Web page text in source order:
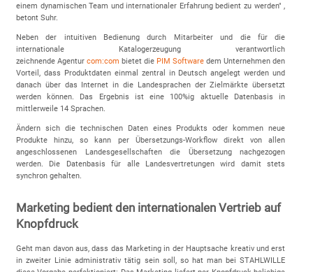
einem dynamischen Team und internationaler Erfahrung bedient zu werden" ,
betont Suhr.
Neben der intuitiven Bedienung durch Mitarbeiter und die für die
internationale Katalogerzeugung verantwortlich
zeichnende Agenturcom:com bietet die PIM Software dem Unternehmen den
Vorteil, dass Produktdaten einmal zentral in Deutsch angelegt werden und
danach über das Internet in die Landesprachen der Zielmärkte übersetzt
werden können. Das Ergebnis ist eine 100%ig aktuelle Datenbasis in
mittlerweile 14 Sprachen.
Ändern sich die technischen Daten eines Produkts oder kommen neue
Produkte hinzu, so kann per Übersetzungs-Workflow direkt von allen
angeschlossenen Landesgesellschaften die Übersetzung nachgezogen
werden. Die Datenbasis für alle Landesvertretungen wird damit stets
synchron gehalten.
Marketing bedient den internationalen Vertrieb auf
Knopfdruck
Geht man davon aus, dass das Marketing in der Hauptsache kreativ und erst
in zweiter Linie administrativ tätig sein soll, so hat man bei STAHLWILLE